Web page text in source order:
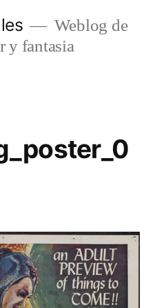
Weblog de
y fantasia